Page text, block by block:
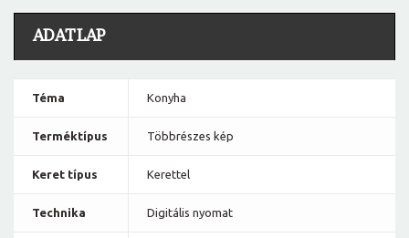
ADATLAP
Téma Konyha
Terméktípus Többrészes kép
Keret típus Kerettel
Technika Digitális nyomat